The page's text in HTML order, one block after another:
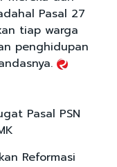
Pasal 27
tiap warga
penghidupan
Pasal PSN
Reformasi